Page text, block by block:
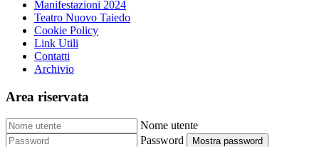
Manifestazioni 2024
Teatro Nuovo Taiedo
Cookie Policy
Link Utili
Contatti
Archivio
Area riservata
Nome utente
Password
Mostra password